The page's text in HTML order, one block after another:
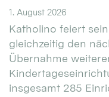
1. August 2026
Katholino feiert
gleichzeitig den
Übernahme
insgesamt 285